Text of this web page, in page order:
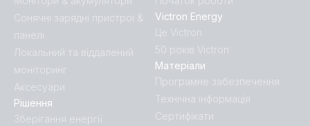
Сонячні зарядні пристрої &
панелі
Локальний та віддалений
моніторинг
Аксесуари
Victron Energy
Це Victron
50 років Victron
Рішення
Зберігання енергії
Матеріали
Програмне забезпечення
Технічна інформація
Сертифікати